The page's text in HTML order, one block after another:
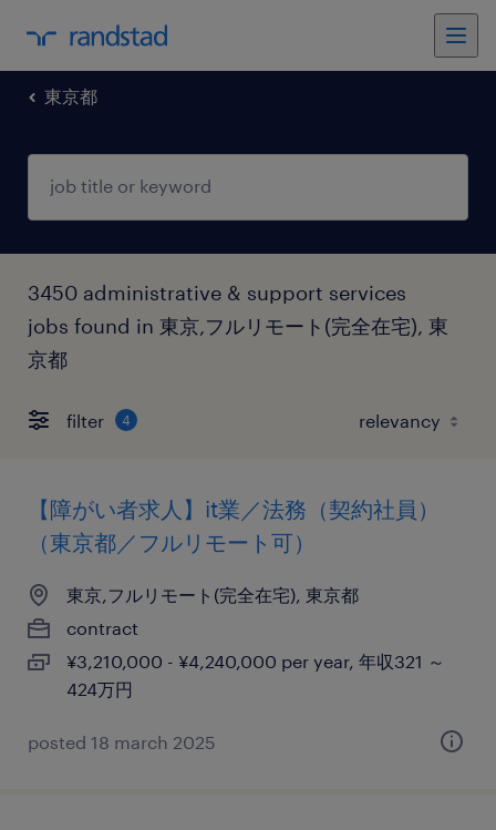
東京都
3450 administrative & support services
jobs found in 東京,フルリモート(完全在宅), 東
京都
filter 4
【障がい者求人】it業／法務（契約社員）
（東京都／フルリモート可）
東京,フルリモート(完全在宅), 東京都
contract
¥3,210,000 - ¥4,240,000 per year, 年収321 ～
424万円
posted 18 march 2025